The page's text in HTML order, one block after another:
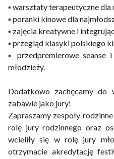
▪️ warsztaty terapeutyczne dla
▪️ poranki kinowe dla
▪️ zajęcia kreatywne i
▪️ przegląd klasyki polskiego
▪️ przedpremierowe
młodzieży.
Dodatkowo zachęcamy do
zabawie jako jury!
Zapraszamy zespoły
rolę jury rodzinnego oraz
wcieliły się w rolę jury
otrzymacie akredytację